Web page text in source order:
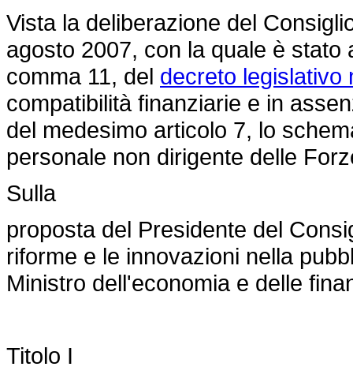
Vista la deliberazione del
agosto 2007, con la quale è
comma 11, del decreto legislativo
compatibilità finanziarie e in
del medesimo articolo 7, lo
personale non dirigente delle
Sulla
proposta del Presidente del
riforme e le innovazioni nella
Ministro dell'economia e delle
Titolo I